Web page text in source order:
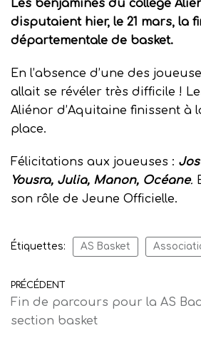
Les benjamines du collège
disputaient hier, le 21 mars, la
départementale de basket.
En l’absence d’une des
allait se révéler très difficile !
Aliénor d’Aquitaine finissent à
place.
Félicitations aux joueuses :
Yousra, Julia, Manon, Océane.
son rôle de Jeune Officielle.
Étiquettes: AS Basket
PRÉCÉDENT
Fin de parcours pour la
section basket
AS